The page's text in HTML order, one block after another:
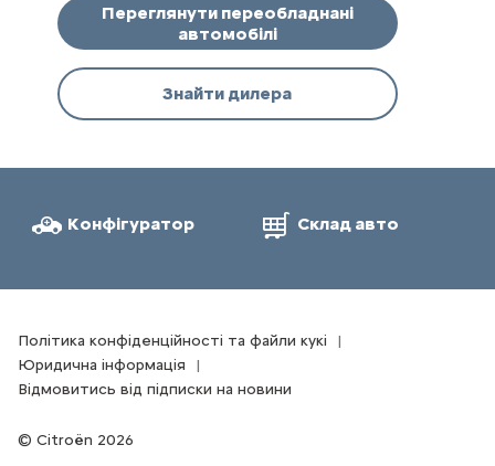
Переглянути переобладнані
автомобілі
Знайти дилера
Конфігуратор Склад авто
Citroën 2026
Політика конфіденційності та файли кукі
Юридична інформація
Відмовитись від підписки на новини